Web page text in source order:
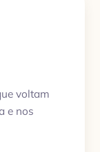
voltam
e nos